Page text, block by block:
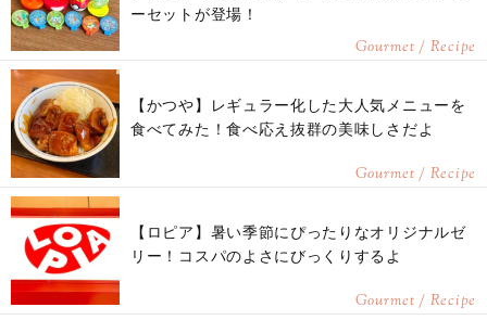
ーセットが登場！
Gourmet / Recipe
【かつや】レギュラー化した大人気メニューを
食べてみた！食べ応え抜群の美味しさだよ
Gourmet / Recipe
【ロピア】暑い季節にぴったりなオリジナルゼ
リー！コスパのよさにびっくりするよ
Gourmet / Recipe